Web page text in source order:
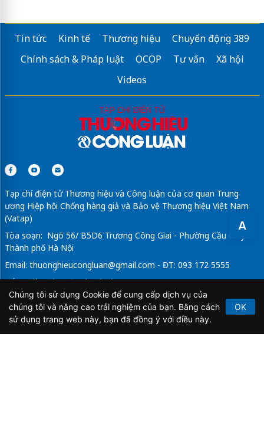
A
Tin tức Kinh tế Thương hiệu
Chuyển động 389
Chính sách & Pháp luật
OCOP Tư vấn
Xã hội
Videos
Tạp chí điện tử Thương hiệu và Công luận của cơ quan Trung
ương Hiệp hội Chống hàng giả và Bảo vệ Thương hiệu Việt Nam
(Vatap)
Tòa soạn: Ngõ 56/ B5D6 Trương Công Giai - Phường Cầu Giấy -
Thành phố Hà Nội
Email: thuonghieucongluan@gmail.com - ĐT: 093 172 5555
Tổng Biên Tập: Vũ Đức Thuận
Giấy phép hoạt động báo chí điện tử số 64/GP-BTTTT do Bộ
Thông tin và Truyền thông cấp ngày 21/2/2020.
Chúng tôi sử dụng Cookie để cung cấp dịch vụ của
chúng tôi và nâng cao trải nghiệm của bạn. Bằng cách
sử dụng trang web này, bạn đã đồng ý với điều này.
OK